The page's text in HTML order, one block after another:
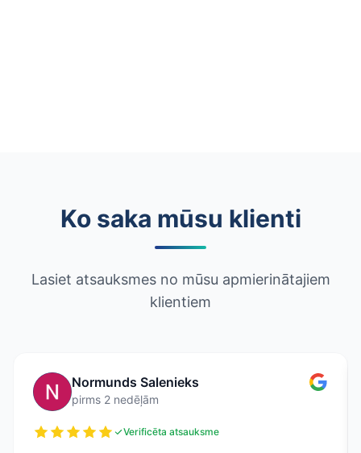
Ko saka mūsu klienti
Lasiet atsauksmes no mūsu apmierinātajiem
klientiem
Normunds Salenieks
pirms 2 nedēļām
Verificēta atsauksme